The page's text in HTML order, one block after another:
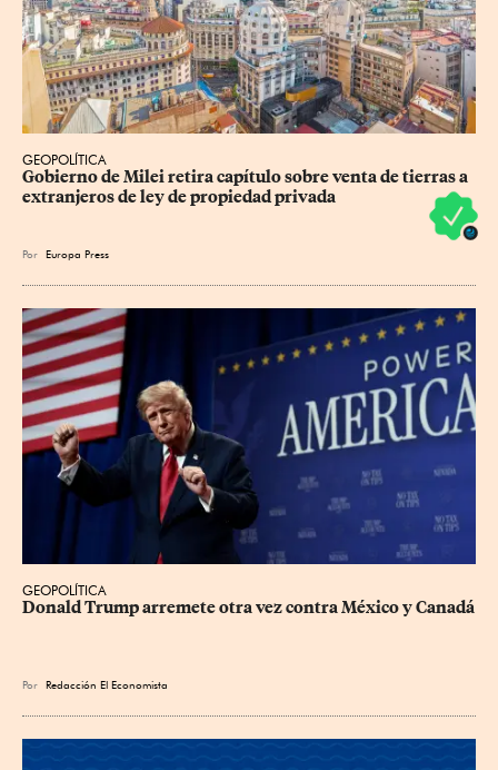
GEOPOLÍTICA
Gobierno de Milei retira capítulo sobre venta de tierras a
extranjeros de ley de propiedad privada
Por Europa Press
GEOPOLÍTICA
Donald Trump arremete otra vez contra México y Canadá
Por Redacción El Economista